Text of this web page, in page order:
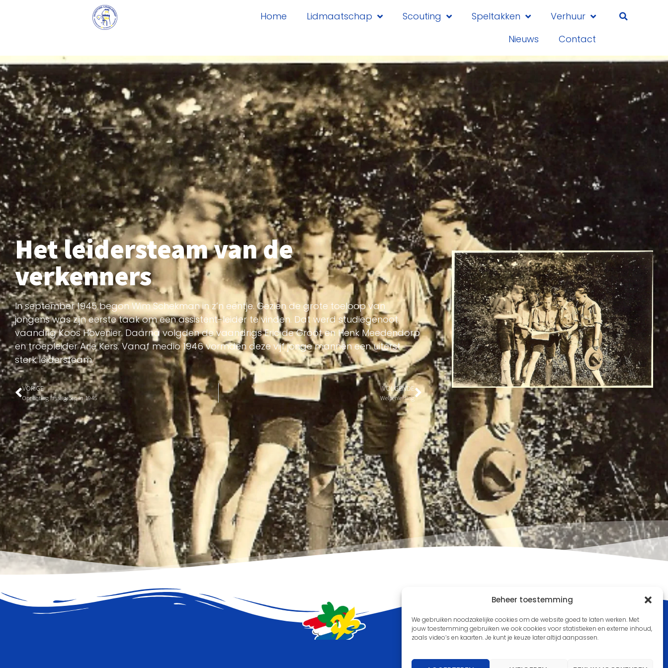
Beheer toestemming
We gebruiken noodzakelijke cookies om de website goed te laten werken. Met
jouw toestemming gebruiken we ook cookies voor statistieken en externe inhoud,
zoals video’s en kaarten. Je kunt je keuze later altijd aanpassen.
Home Lidmaatschap Scouting Speltakken
Verhuur
Nieuws
Contact
Het leidersteam van de
verkenners
In september 1945 begon Wim Schekman in z’n eentje. Gezien de grote toeloop van
jongens was zijn eerste taak om een assistent-leider te vinden. Dat werd studiegenoot
vaandrig Koos Hovenier. Daarna volgden de vaandrigs Eric de Groot en Henk Meedendorp
en troepleider Arie Kers. Vanaf medio 1946 vormden deze vijf jonge mannen een uiterst
sterk leidersteam.
VORIGE
Oprichting IJsselgroep in 1945
VOLGENDE
Welpenleiding